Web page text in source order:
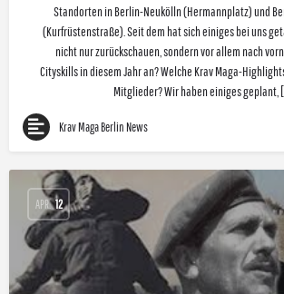
Standorten in Berlin-Neukölln (Hermannplatz) und
(Kurfrüstenstraße). Seit dem hat sich einiges bei uns
nicht nur zurückschauen, sondern vor allem nach
Cityskills in diesem Jahr an? Welche Krav Maga-
Mitglieder? Wir haben einiges geplant,
Krav Maga Berlin News
APR. 12